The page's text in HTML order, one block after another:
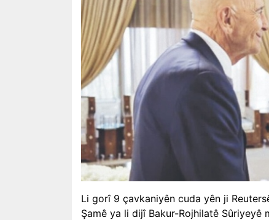
Li gorî 9 çavkaniyên cuda yên ji
Şamê ya li dijî Bakur-Rojhilatê Sûriyeyê